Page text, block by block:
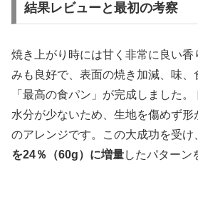
結果レビューと最初の考察
焼き上がり時には甘く非常に良い香
みも良好で、表面の焼き加減、味、
「最高の食パン」が完成しました
水分が少ないため、生地を傷めず
のアレンジです。この大成功を受け
を24％（60g）に増量したパターン